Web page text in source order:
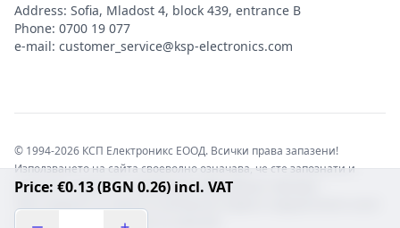
Price: €0.13 (BGN 0.26) incl. VAT
Address: Sofia, Mladost 4, block 439, entrance B
Phone: 0700 19 077
e-mail: customer_service@ksp-electronics.com
© 1994-2026 КСП Електроникс ЕООД. Всички права запазени!
Използването на сайта своеволно означава, че сте запознати и
съгласни с правната информация обвързваща софтуера.
отговорност с цялата сила на закона!b